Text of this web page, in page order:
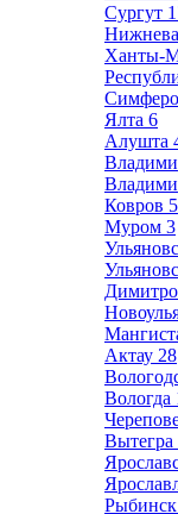
Сургут
Ханты-
Ялта 6
Алушта
Ковров 5
Муром 3
Актау 28
Вологда
Вытегра
Рыбинск